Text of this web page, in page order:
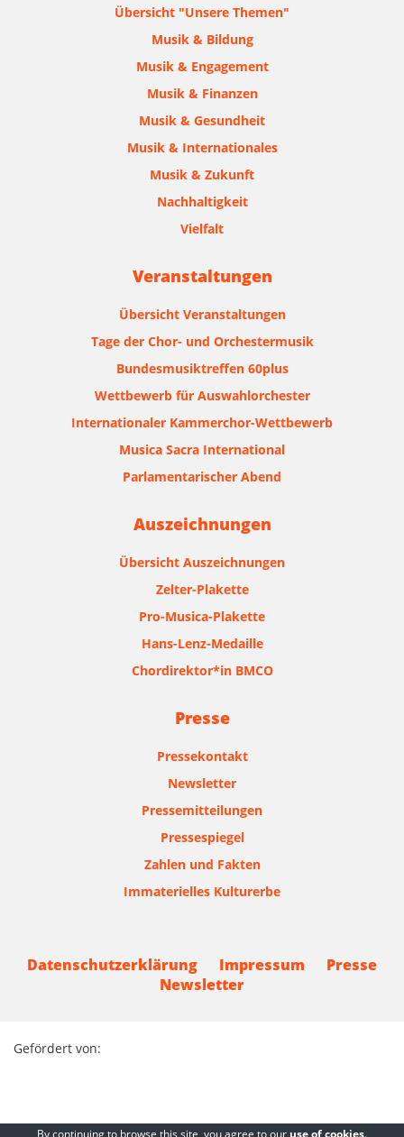
Übersicht "Unsere Themen"
Musik & Bildung
Musik & Engagement
Musik & Finanzen
Musik & Gesundheit
Musik & Internationales
Musik & Zukunft
Nachhaltigkeit
Vielfalt
Veranstaltungen
Übersicht Veranstaltungen
Tage der Chor- und Orchestermusik
Bundesmusiktreffen 60plus
Wettbewerb für Auswahlorchester
Internationaler Kammerchor-Wettbewerb
Musica Sacra International
Parlamentarischer Abend
Auszeichnungen
Übersicht Auszeichnungen
Zelter-Plakette
Pro-Musica-Plakette
Hans-Lenz-Medaille
Chordirektor*in BMCO
Presse
Pressekontakt
Newsletter
Pressemitteilungen
Pressespiegel
Zahlen und Fakten
Immaterielles Kulturerbe
Datenschutzerklärung Impressum
Presse
Newsletter
Gefördert von:
By continuing to browse this site, you agree to our use of cookies.